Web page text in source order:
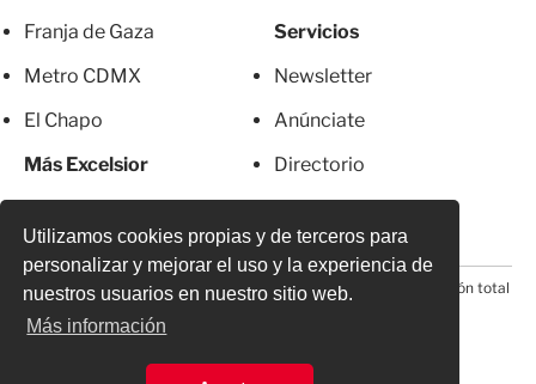
Utilizamos cookies propias y de terceros para
personalizar y mejorar el uso y la experiencia de
nuestros usuarios en nuestro sitio web.
Más información
Franja de Gaza
Metro CDMX
El Chapo
Más Excelsior
Servicios
Newsletter
Anúnciate
Directorio
© 2026 Todos los derechos reservados. Prohibida la reproducción total
o parcial, incluyendo cualquier medio electrónico*